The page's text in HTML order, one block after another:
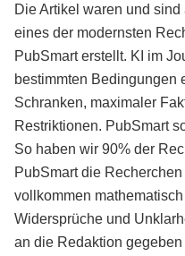
Die Artikel waren und
eines der modernsten
PubSmart erstellt. KI im
bestimmten Bedingungen
Schranken, maximaler
Restriktionen. PubSmart
So haben wir 90% der
PubSmart die
vollkommen
Widersprüche und
an die Redaktion